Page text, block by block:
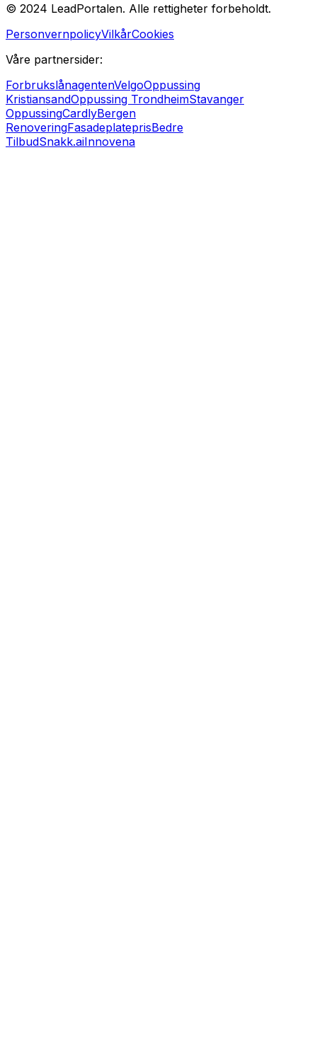
© 2024 LeadPortalen. Alle rettigheter forbeholdt.
PersonvernpolicyVilkårCookies
Våre partnersider:
ForbrukslånagentenVelgoOppussing
KristiansandOppussing TrondheimStavanger
OppussingCardlyBergen
RenoveringFasadeplateprisBedre
TilbudSnakk.aiInnovena